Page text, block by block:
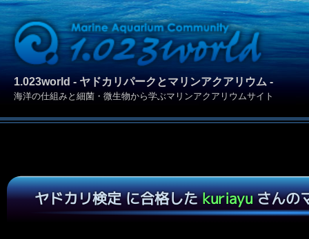
1.023world - ヤドカリパークとマリンアクアリウム -
海洋の仕組みと細菌・微生物から学ぶマリンアクアリウムサイト
ヤドカリ検定 に合格したkuriayuさんの